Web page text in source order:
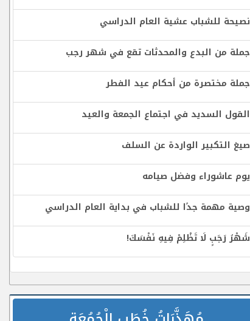
نصيحة للشباب عشية العام الدراسي
جملة من البدع والمحدثات تقع في شهر رجب
جملة مختصرة من أحكام عيد الفطر
القول السديد في اجتماع الجمعة والعيد
صيغ التكبير الواردة عن السلف
يوم عاشوراء وفضل صيامه
وصية مهمة جدًا للشباب في بداية العام الدراسي
شَهْرُ رَجَبٍ لَا تَظْلِمْ فِيهِ نَفْسَكَ!